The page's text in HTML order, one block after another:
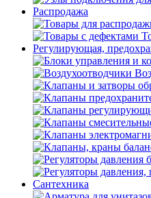
Распродажа
Регулирующая,
Сантехника